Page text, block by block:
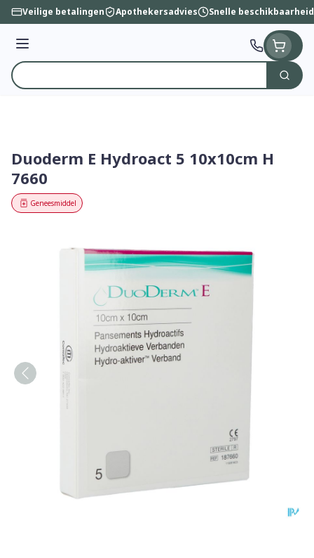
Ga naar de inhoud
Veilige betalingen Apothekersadvies Snelle beschikbaarheid
Menu
Product, merk, categorie...
Zoek
Duoderm E Hydroact 5 10x10cm H
7660
Geneesmiddel